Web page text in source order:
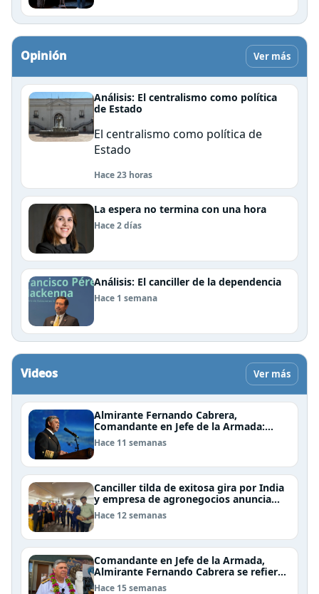
Opinión Ver más
Análisis: El centralismo como política
de Estado
El centralismo como política de
Estado
Hace 23 horas
La espera no termina con una hora
Hace 2 días
Análisis: El canciller de la dependencia
Hace 1 semana
Videos Ver más
Almirante Fernando Cabrera,
Comandante en Jefe de la Armada:
"Somos una nación Americana,
Polinésica y Antártica; bioceánica y
Hace 11 semanas
Canciller tilda de exitosa gira por India
y empresa de agronegocios anuncia
aumento de importaciones chilenas
Hace 12 semanas
Comandante en Jefe de la Armada,
Almirante Fernando Cabrera se refiere
al trabajo que realiza la Armada en
Hace 15 semanas